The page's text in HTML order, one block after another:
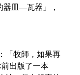
器皿—瓦器」，
「牧師，如果再
出版了一本